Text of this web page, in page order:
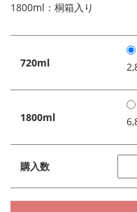
1800ml：桐箱入り
720ml
1800ml
購入数